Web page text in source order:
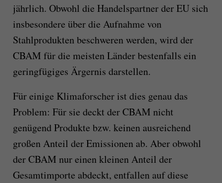
jährlich. Obwohl die Handelspartner der EU sich
insbesondere über die Aufnahme von
Stahlprodukten beschweren werden, wird der
CBAM für die meisten Länder bestenfalls ein
geringfügiges Ärgernis darstellen.
Für einige Klimaforscher ist dies genau das
Problem: Für sie deckt der CBAM nicht
genügend Produkte bzw. keinen ausreichend
großen Anteil der Emissionen ab. Aber obwohl
der CBAM nur einen kleinen Anteil der
Gesamtimporte abdeckt, entfallen auf diese